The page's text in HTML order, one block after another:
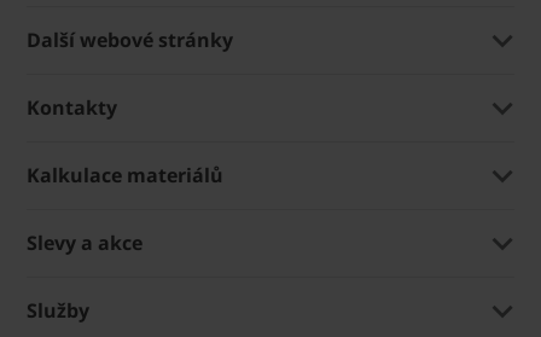
Další webové stránky
Kontakty
Kalkulace materiálů
Slevy a akce
Služby